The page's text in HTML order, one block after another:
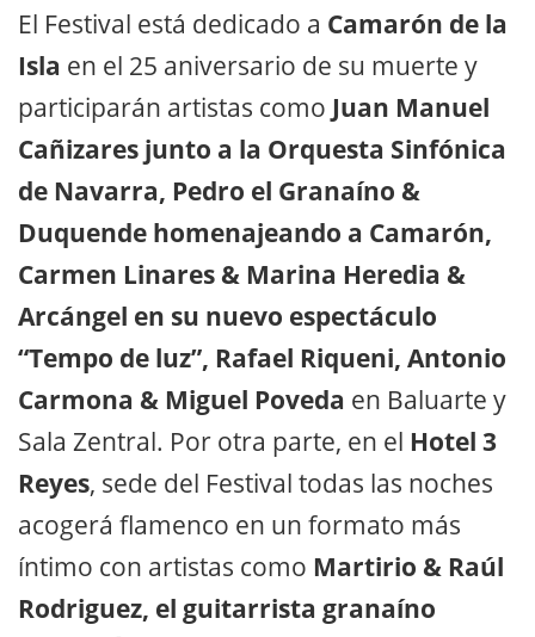
El Festival está dedicado a Camarón de la
Isla en el 25 aniversario de su muerte y
participarán artistas como Juan Manuel
Cañizares junto a la Orquesta Sinfónica
de Navarra, Pedro el Granaíno &
Duquende homenajeando a Camarón,
Carmen Linares & Marina Heredia &
Arcángel en su nuevo espectáculo
“Tempo de luz”, Rafael Riqueni, Antonio
Carmona & Miguel Poveda en Baluarte y
Sala Zentral. Por otra parte, en el Hotel 3
Reyes, sede del Festival todas las noches
acogerá flamenco en un formato más
íntimo con artistas como Martirio & Raúl
Rodriguez, el guitarrista granaíno